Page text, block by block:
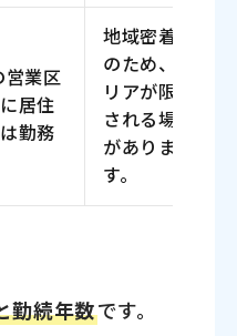
営業区
居住
勤務
地域密着型
のため、エ
リアが限定
される場合
がありま
す。
勤続年数です。